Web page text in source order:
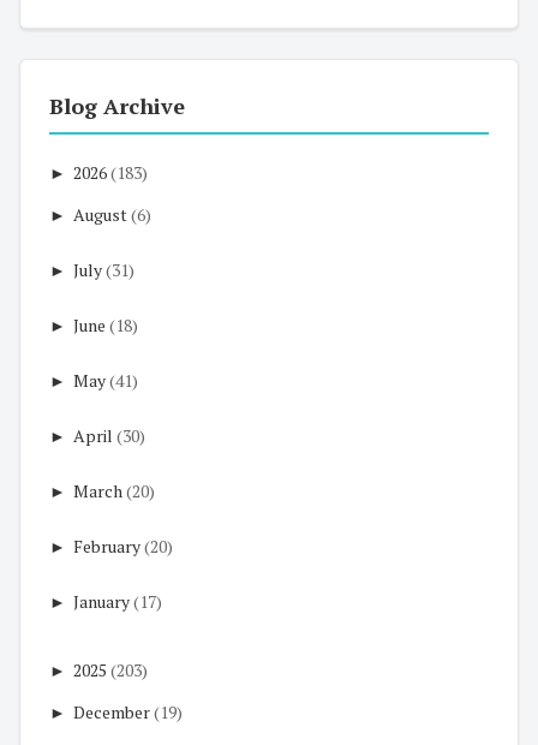
Blog Archive
► 2026(183)
► August(6)
► July(31)
► June (18)
► May(41)
► April (30)
► March(20)
► February(20)
► January(17)
► 2025 (203)
► December(19)